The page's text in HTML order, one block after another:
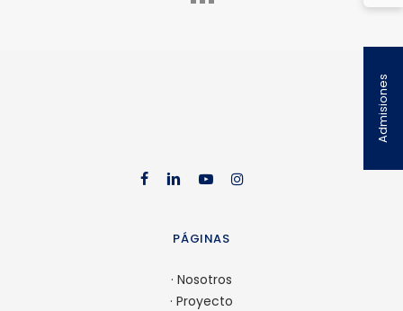
Admisiones
facebook
linkedin
youtube
PÁGINAS
· Nosotros
· Proyecto